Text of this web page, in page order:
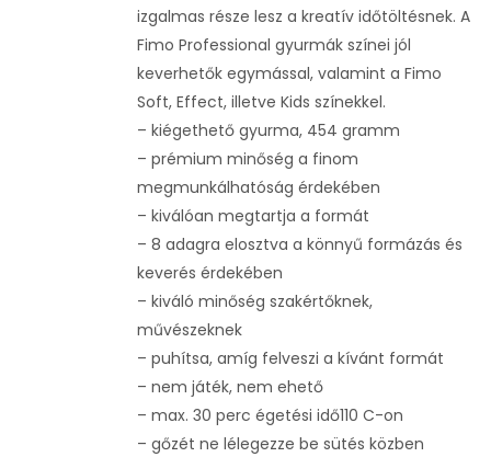
izgalmas része lesz a kreatív időtöltésnek. A
Fimo Professional gyurmák színei jól
keverhetők egymással, valamint a Fimo
Soft, Effect, illetve Kids színekkel.
– kiégethető gyurma, 454 gramm
– prémium minőség a finom
megmunkálhatóság érdekében
– kiválóan megtartja a formát
– 8 adagra elosztva a könnyű formázás és
keverés érdekében
– kiváló minőség szakértőknek,
művészeknek
– puhítsa, amíg felveszi a kívánt formát
– nem játék, nem ehető
– max. 30 perc égetési idő110 C-on
– gőzét ne lélegezze be sütés közben